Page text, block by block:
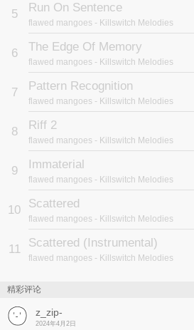
5 Run On Sentence
flawed mangoes - Killswitch Melodies
6 The Edge Of Memory
flawed mangoes - Killswitch Melodies
7 Pattern Recognition
flawed mangoes - Killswitch Melodies
8 Riff 2
flawed mangoes - Killswitch Melodies
9 Immaterial
flawed mangoes - Killswitch Melodies
10 Scattered
flawed mangoes - Killswitch Melodies
11 Scattered (Instrumental)
flawed mangoes - Killswitch Melodies
精彩评论
z_zip-
2024年4月2日